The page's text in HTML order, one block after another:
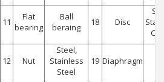
11
Flat
bearing
Ball
beraing
18 Disc
12 Nut
Steel,
Stainless
Steel
19 Diaphragm